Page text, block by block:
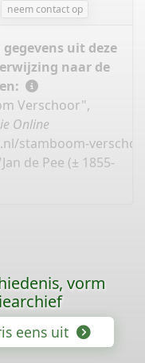
neem contact op
uit deze
naar de
Verschoor",
Online
stamboom-
de Pee (± 1855-
vorm
eens uit